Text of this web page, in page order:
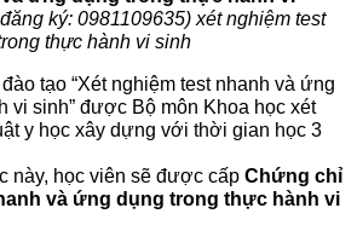
ký: 0981109635) xét nghiệm test
thực hành vi sinh
tạo “Xét nghiệm test nhanh và ứng
vi sinh” được Bộ môn Khoa học xét
y học xây dựng với thời gian học 3
này, học viên sẽ được cấp Chứng chỉ
và ứng dụng trong thực hành vi